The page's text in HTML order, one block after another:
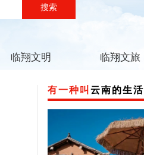
搜索
临翔文明 临翔文旅
有一种叫云南的生活